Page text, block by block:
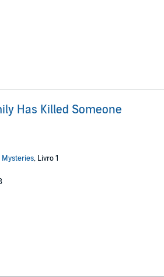
Has Killed Someone
, Livro 1